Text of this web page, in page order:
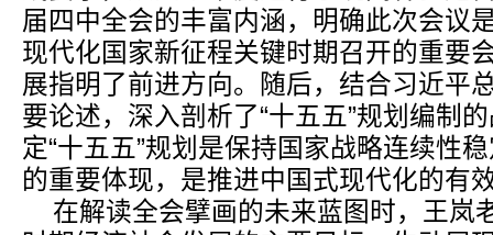
届四中全会的丰富内涵，明确此次会议
现代化国家新征程关键时期召开的重要
展指明了前进方向。随后，结合习近平
要论述，深入剖析了“十五五”规划编制
定“十五五”规划是保持国家战略连续性
的重要体现，是推进中国式现代化的有
在解读全会擘画的未来蓝图时，王岚